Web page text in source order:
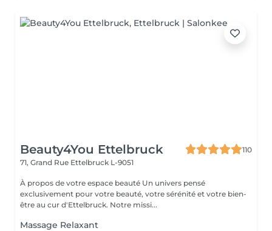
Beauty4You Ettelbruck
110
71, Grand Rue Ettelbruck L-9051
À propos de votre espace beauté Un univers pensé
exclusivement pour votre beauté, votre sérénité et votre bien-
être au cur d'Ettelbruck. Notre missi...
Massage Relaxant